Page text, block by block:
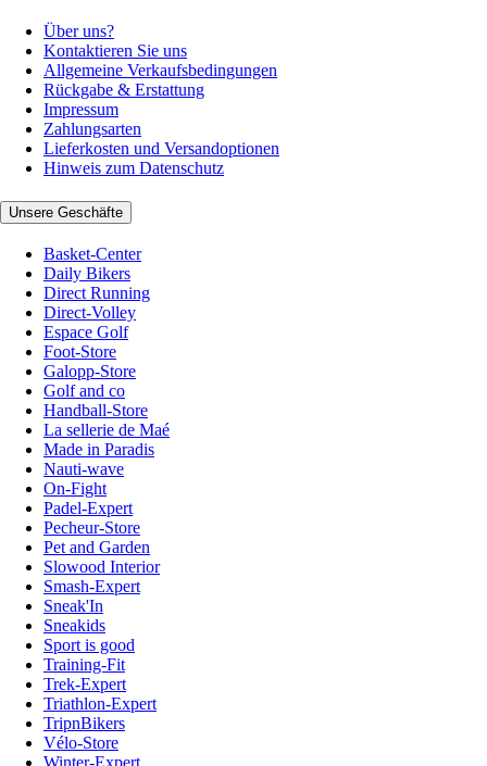
Über uns?
Kontaktieren Sie uns
Allgemeine Verkaufsbedingungen
Rückgabe & Erstattung
Impressum
Zahlungsarten
Lieferkosten und Versandoptionen
Hinweis zum Datenschutz
Unsere Geschäfte
Basket-Center
Daily Bikers
Direct Running
Direct-Volley
Espace Golf
Foot-Store
Galopp-Store
Golf and co
Handball-Store
La sellerie de Maé
Made in Paradis
Nauti-wave
On-Fight
Padel-Expert
Pecheur-Store
Pet and Garden
Slowood Interior
Smash-Expert
Sneak'In
Sneakids
Sport is good
Training-Fit
Trek-Expert
Triathlon-Expert
TripnBikers
Vélo-Store
Winter-Expert